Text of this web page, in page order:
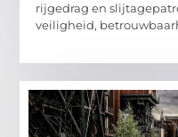
rijgedrag en
veiligheid,